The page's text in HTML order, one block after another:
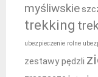
myśliwskie
trekking
ubezpieczenie rolne
zestawy pędzli